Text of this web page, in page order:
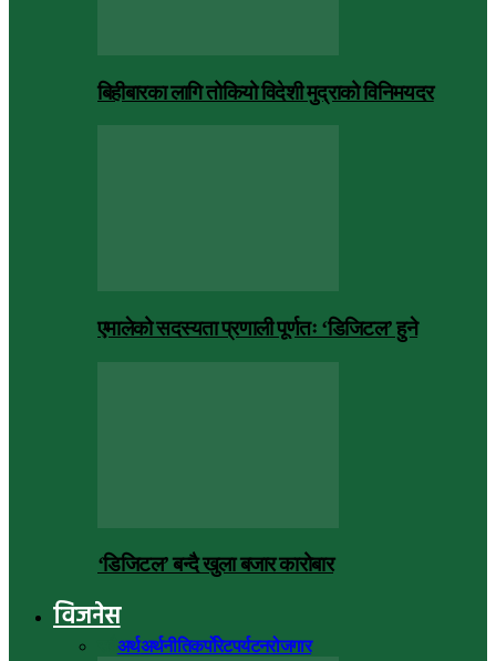
बिहीबारका लागि तोकियो विदेशी मुद्राको विनिमयदर
एमालेको सदस्यता प्रणाली पूर्णतः ‘डिजिटल’ हुने
‘डिजिटल’ बन्दै खुला बजार कारोबार
विजनेस
अर्थअर्थनीतिकर्पोरेटपर्यटनरोजगार